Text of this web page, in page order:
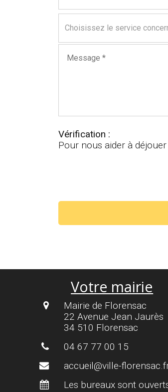
Choisissez le service
Vérification :
Pour nous aider à
Votre mairie
Mairie de Florensac
22 Avenue Jean Jaurès
34 510 Florensac
04 67 77 00 15
accueil@ville-
Les bureaux sont